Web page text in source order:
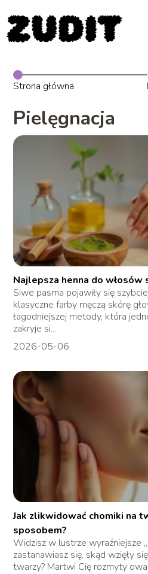
Strona główna
Pielęgnacja
Najlepsza henna do włosów
Siwe pasma pojawiły się
klasyczne farby męczą skórę
łagodniejszej metody, która
zakryje si...
2026-05-06
Jak zlikwidować chomiki na
sposobem?
Widzisz w lustrze wyraźniejsze
zastanawiasz się, skąd wzięły
twarzy? Martwi Cię rozmyty